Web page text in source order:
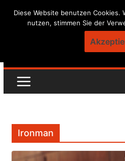
Skip
Ironman
Diese Website benutzen Cookies.
nutzen, stimmen Sie der